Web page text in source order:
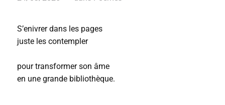
S’enivrer dans les pages
juste les contempler
pour transformer son âme
en une grande bibliothèque.